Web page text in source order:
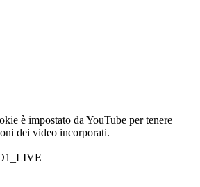
è impostato da YouTube per tenere
dei video incorporati.